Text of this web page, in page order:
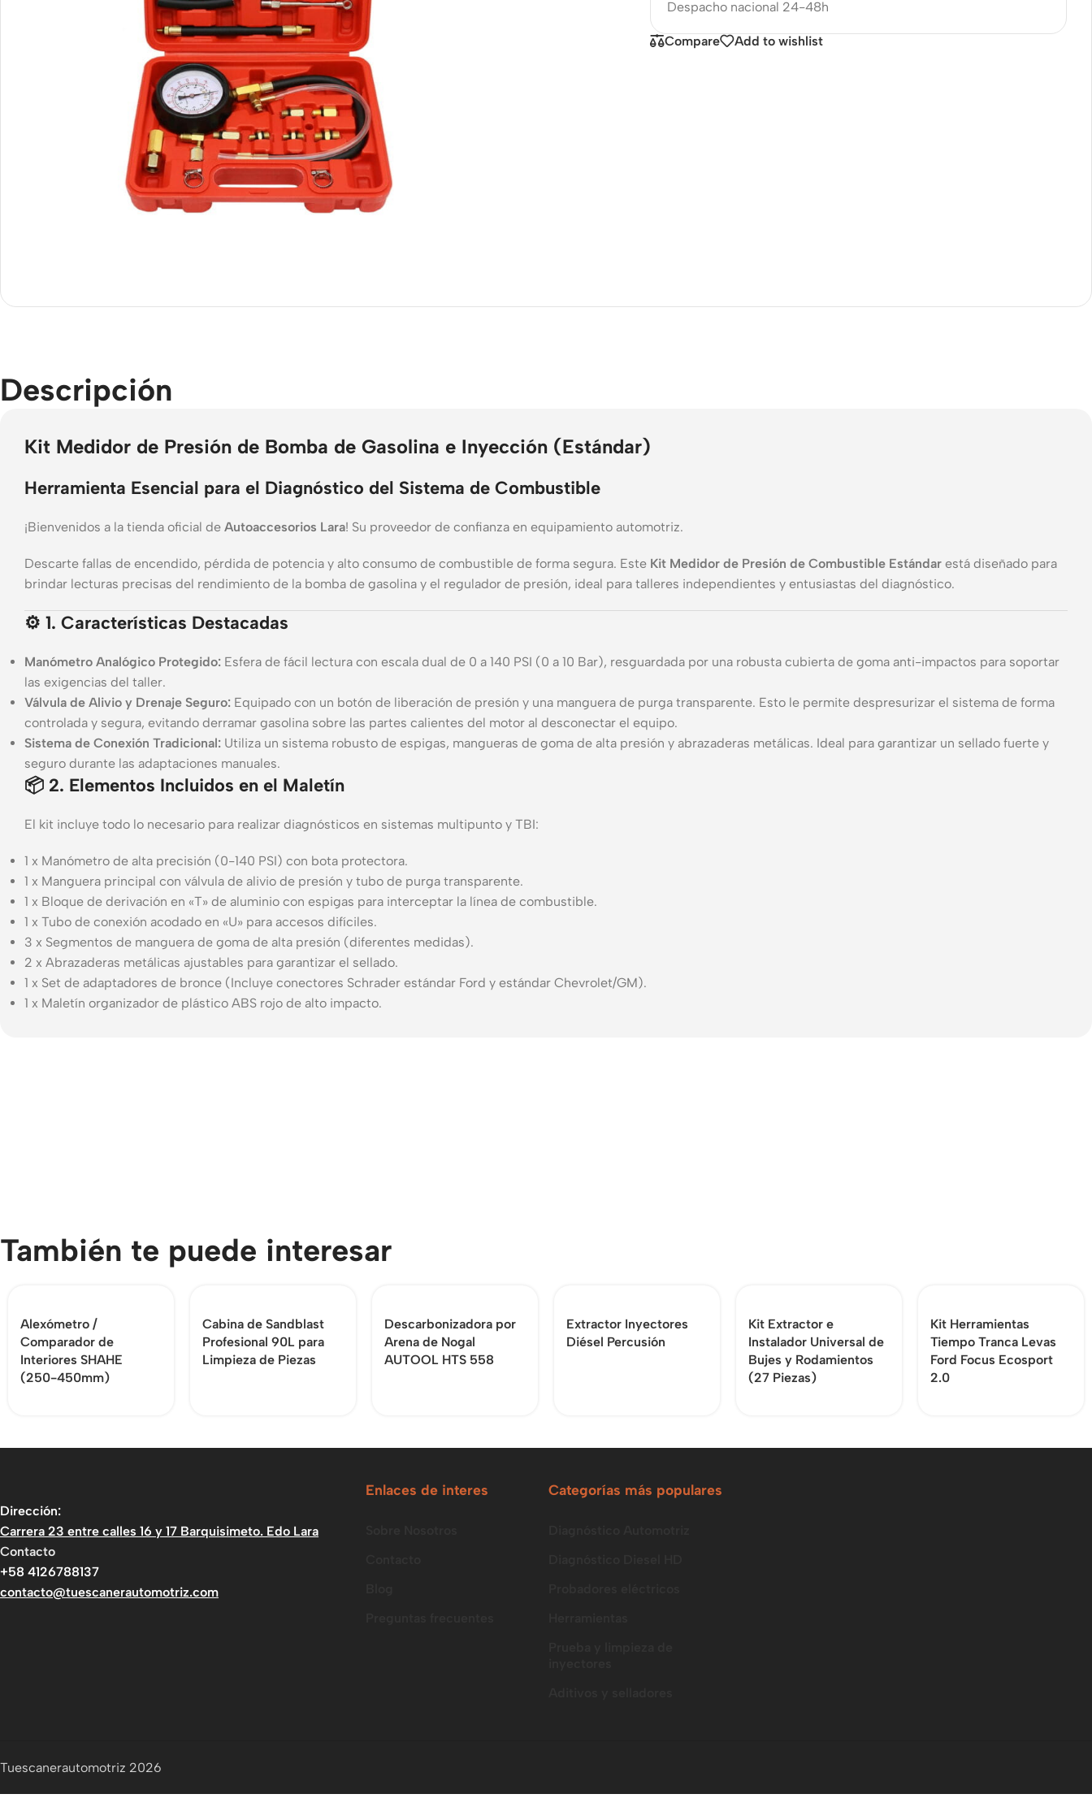
Despacho nacional 24-48h
Compare Add to wishlist
Descripción
Kit Medidor de Presión de Bomba de Gasolina e Inyección (Estándar)
Herramienta Esencial para el Diagnóstico del Sistema de Combustible
¡Bienvenidos a la tienda oficial de Autoaccesorios Lara! Su proveedor de confianza en equipamiento automotriz.
Descarte fallas de encendido, pérdida de potencia y alto consumo de combustible de forma segura. Este Kit Medidor de Presión de Combustible Estándar está diseñado para
brindar lecturas precisas del rendimiento de la bomba de gasolina y el regulador de presión, ideal para talleres independientes y entusiastas del diagnóstico.
⚙️ 1. Características Destacadas
Manómetro Analógico Protegido: Esfera de fácil lectura con escala dual de 0 a 140 PSI (0 a 10 Bar), resguardada por una robusta cubierta de goma anti-impactos para soportar
las exigencias del taller.
Válvula de Alivio y Drenaje Seguro: Equipado con un botón de liberación de presión y una manguera de purga transparente. Esto le permite despresurizar el sistema de forma
controlada y segura, evitando derramar gasolina sobre las partes calientes del motor al desconectar el equipo.
Sistema de Conexión Tradicional: Utiliza un sistema robusto de espigas, mangueras de goma de alta presión y abrazaderas metálicas. Ideal para garantizar un sellado fuerte y
seguro durante las adaptaciones manuales.
📦 2. Elementos Incluidos en el Maletín
El kit incluye todo lo necesario para realizar diagnósticos en sistemas multipunto y TBI:
1 x Manómetro de alta precisión (0-140 PSI) con bota protectora.
1 x Manguera principal con válvula de alivio de presión y tubo de purga transparente.
1 x Bloque de derivación en «T» de aluminio con espigas para interceptar la línea de combustible.
1 x Tubo de conexión acodado en «U» para accesos difíciles.
3 x Segmentos de manguera de goma de alta presión (diferentes medidas).
2 x Abrazaderas metálicas ajustables para garantizar el sellado.
1 x Set de adaptadores de bronce (Incluye conectores Schrader estándar Ford y estándar Chevrolet/GM).
1 x Maletín organizador de plástico ABS rojo de alto impacto.
También te puede interesar
Alexómetro /
Comparador de
Interiores SHAHE
(250-450mm)
Cabina de Sandblast
Profesional 90L para
Limpieza de Piezas
Descarbonizadora por
Arena de Nogal
AUTOOL HTS 558
Extractor Inyectores
Diésel Percusión
Kit Extractor e
Instalador Universal de
Bujes y Rodamientos
(27 Piezas)
Kit Herramientas
Tiempo Tranca Levas
Ford Focus Ecosport
2.0
Dirección:
Carrera 23 entre calles 16 y 17 Barquisimeto. Edo Lara
Contacto
+58 4126788137
contacto@tuescanerautomotriz.com
Enlaces de interes Categorías más populares
Tuescanerautomotriz 2026